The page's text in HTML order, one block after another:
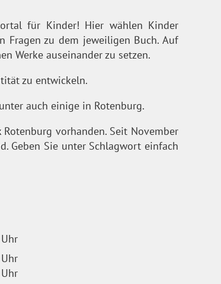
für Kinder! Hier wählen Kinder
zu dem jeweiligen Buch. Auf
Werke auseinander zu setzen.
zu entwickeln.
auch einige in Rotenburg.
vorhanden. Seit November
Geben Sie unter Schlagwort einfach
Uhr
Uhr
Uhr